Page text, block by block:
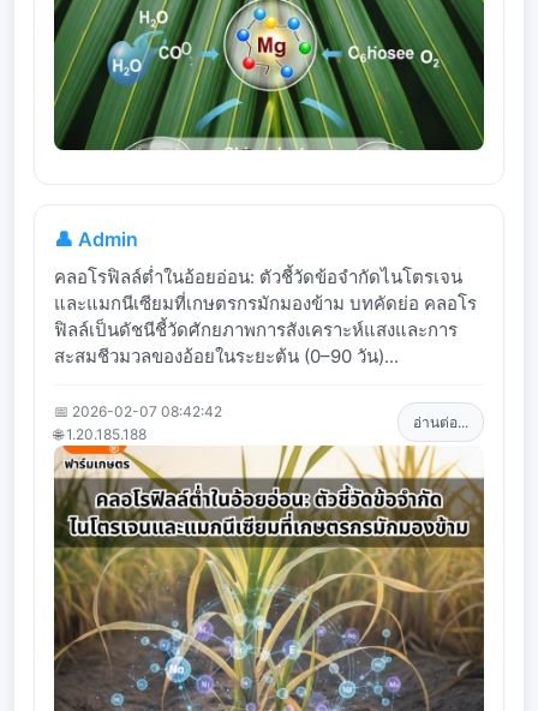
👤 Admin
คลอโรฟิลล์ต่ำในอ้อยอ่อน: ตัวชี้วัดข้อจำกัดไนโตรเจน
และแมกนีเซียมที่เกษตรกรมักมองข้าม บทคัดย่อ คลอโร
ฟิลล์เป็นดัชนีชี้วัดศักยภาพการสังเคราะห์แสงและการ
สะสมชีวมวลของอ้อยในระยะต้น (0–90 วัน)...
📅 2026-02-07 08:42:42
🌐 1.20.185.188
อ่านต่อ...